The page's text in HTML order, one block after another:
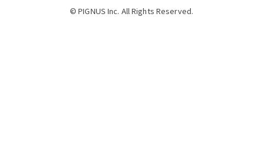
© PIGNUS Inc. All Rights Reserved.